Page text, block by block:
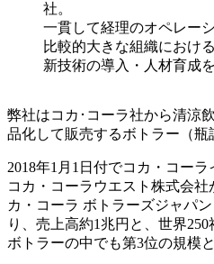
社。
一貫して経理のオペレー
比較的大きな組織におけ
新技術の導入・人材育成
弊社はコカ･コーラ社から清涼
品化して販売するボトラー（瓶
2018年1月1日付でコカ・コー
コカ・コーラウエスト株式会
カ・コーラ ボトラーズジャパ
り、売上高約1兆円と、世界
ボトラーの中でも第3位の規模